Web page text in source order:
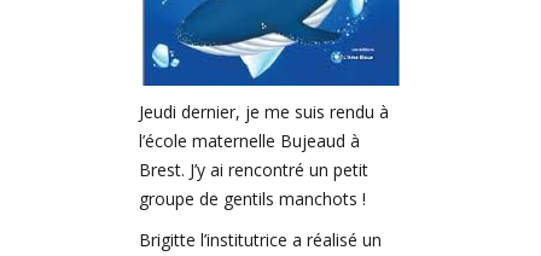
Jeudi dernier, je me suis rendu à
l’école maternelle Bujeaud à
Brest. J’y ai rencontré un petit
groupe de gentils manchots !
Brigitte l’institutrice a réalisé un